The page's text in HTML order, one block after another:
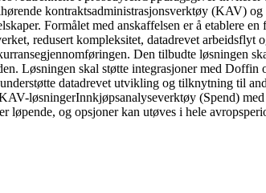
kontraktsadministrasjonsverktøy (KAV)
Formålet med anskaffelsen er å etablere
redusert kompleksitet, datadrevet
Den tilbudte
Løsningen skal støtte integrasjoner med
datadrevet utvikling og tilknytning til
løsningerInnkjøpsanalyseverktøy (Spend)
løpende, og opsjoner kan utøves i hele